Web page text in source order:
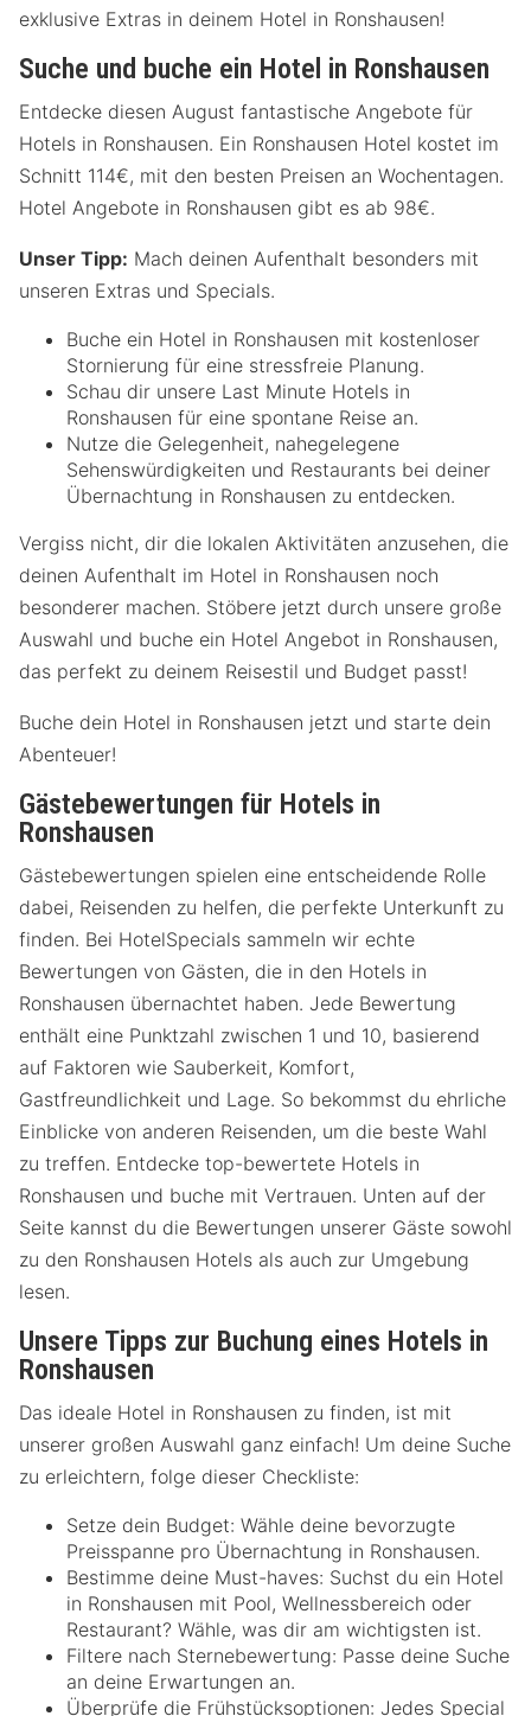
exklusive Extras in deinem Hotel in Ronshausen!
Suche und buche ein Hotel in Ronshausen
Entdecke diesen August fantastische Angebote für
Hotels in Ronshausen. Ein Ronshausen Hotel kostet im
Schnitt 114€, mit den besten Preisen an Wochentagen.
Hotel Angebote in Ronshausen gibt es ab 98€.
Unser Tipp: Mach deinen Aufenthalt besonders mit
unseren Extras und Specials.
Buche ein Hotel in Ronshausen mit kostenloser
Stornierung für eine stressfreie Planung.
Schau dir unsere Last Minute Hotels in
Ronshausen für eine spontane Reise an.
Nutze die Gelegenheit, nahegelegene
Sehenswürdigkeiten und Restaurants bei deiner
Übernachtung in Ronshausen zu entdecken.
Vergiss nicht, dir die lokalen Aktivitäten anzusehen, die
deinen Aufenthalt im Hotel in Ronshausen noch
besonderer machen. Stöbere jetzt durch unsere große
Auswahl und buche ein Hotel Angebot in Ronshausen,
das perfekt zu deinem Reisestil und Budget passt!
Buche dein Hotel in Ronshausen jetzt und starte dein
Abenteuer!
Gästebewertungen für Hotels in
Ronshausen
Gästebewertungen spielen eine entscheidende Rolle
dabei, Reisenden zu helfen, die perfekte Unterkunft zu
finden. Bei HotelSpecials sammeln wir echte
Bewertungen von Gästen, die in den Hotels in
Ronshausen übernachtet haben. Jede Bewertung
enthält eine Punktzahl zwischen 1 und 10, basierend
auf Faktoren wie Sauberkeit, Komfort,
Gastfreundlichkeit und Lage. So bekommst du ehrliche
Einblicke von anderen Reisenden, um die beste Wahl
zu treffen. Entdecke top-bewertete Hotels in
Ronshausen und buche mit Vertrauen. Unten auf der
Seite kannst du die Bewertungen unserer Gäste sowohl
zu den Ronshausen Hotels als auch zur Umgebung
lesen.
Unsere Tipps zur Buchung eines Hotels in
Ronshausen
Das ideale Hotel in Ronshausen zu finden, ist mit
unserer großen Auswahl ganz einfach! Um deine Suche
zu erleichtern, folge dieser Checkliste:
Setze dein Budget: Wähle deine bevorzugte
Preisspanne pro Übernachtung in Ronshausen.
Bestimme deine Must-haves: Suchst du ein Hotel
in Ronshausen mit Pool, Wellnessbereich oder
Restaurant? Wähle, was dir am wichtigsten ist.
Filtere nach Sternebewertung: Passe deine Suche
an deine Erwartungen an.
Überprüfe die Frühstücksoptionen: Jedes Special